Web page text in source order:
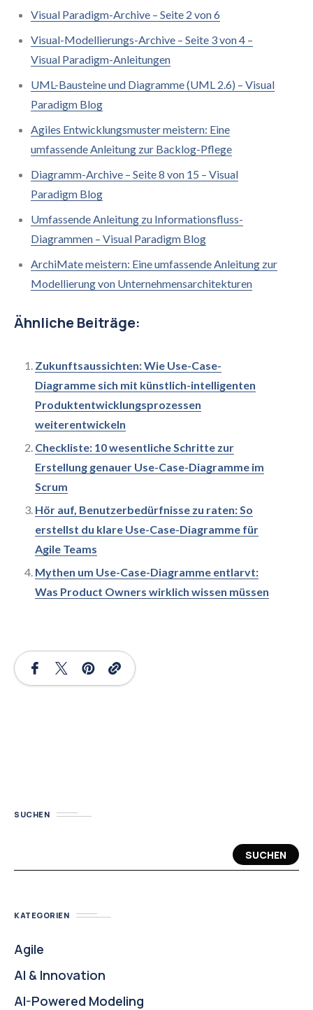
Visual Paradigm-Archive – Seite 2 von 6
Visual-Modellierungs-Archive – Seite 3 von 4 –
Visual Paradigm-Anleitungen
UML-Bausteine und Diagramme (UML 2.6) – Visual
Paradigm Blog
Agiles Entwicklungsmuster meistern: Eine
umfassende Anleitung zur Backlog-Pflege
Diagramm-Archive – Seite 8 von 15 – Visual
Paradigm Blog
Umfassende Anleitung zu Informationsfluss-
Diagrammen – Visual Paradigm Blog
ArchiMate meistern: Eine umfassende Anleitung zur
Modellierung von Unternehmensarchitekturen
Ähnliche Beiträge:
Zukunftsaussichten: Wie Use-Case-
Diagramme sich mit künstlich-intelligenten
Produktentwicklungsprozessen
weiterentwickeln
Checkliste: 10 wesentliche Schritte zur
Erstellung genauer Use-Case-Diagramme im
Scrum
Hör auf, Benutzerbedürfnisse zu raten: So
erstellst du klare Use-Case-Diagramme für
Agile Teams
Mythen um Use-Case-Diagramme entlarvt:
Was Product Owners wirklich wissen müssen
SUCHEN
SUCHEN
KATEGORIEN
Agile
AI & Innovation
AI-Powered Modeling